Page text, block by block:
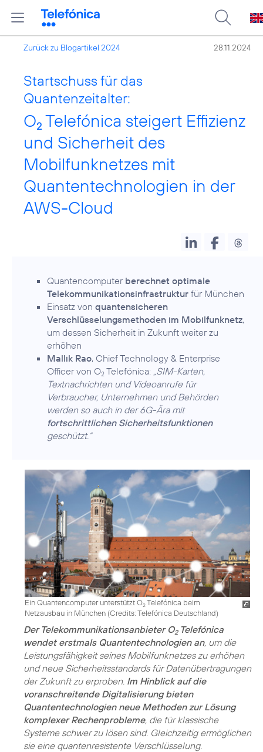
Zurück zu Blogartikel 2024 28.11.2024
Startschuss für das
Quantenzeitalter:
O2 Telefónica steigert Effizienz
und Sicherheit des
Mobilfunknetzes mit
Quantentechnologien in der
AWS-Cloud
Quantencomputer berechnet optimale
Telekommunikationsinfrastruktur für München
Einsatz von quantensicheren
Verschlüsselungsmethoden im Mobilfunknetz,
um dessen Sicherheit in Zukunft weiter zu
erhöhen
Mallik Rao, Chief Technology & Enterprise
Officer von O2 Telefónica: „SIM-Karten,
Textnachrichten und Videoanrufe für
Verbraucher, Unternehmen und Behörden
werden so auch in der 6G-Ära mit
fortschrittlichen Sicherheitsfunktionen
geschützt.“
Ein Quantencomputer unterstützt O2Telefónica beim
Netzausbau in München (Credits: Telefónica Deutschland)
Der Telekommunikationsanbieter O2Telefónica
wendet erstmals Quantentechnologien an, um die
Leistungsfähigkeit seines Mobilfunknetzes zu erhöhen
und neue Sicherheitsstandards für Datenübertragungen
der Zukunft zu erproben. Im Hinblick auf die
voranschreitende Digitalisierung bieten
Quantentechnologien neue Methoden zur Lösung
komplexer Rechenprobleme, die für klassische
Systeme schwer zu lösen sind. Gleichzeitig ermöglichen
sie eine quantenresistente Verschlüsselung.